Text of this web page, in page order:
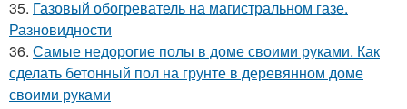
35. Газовый обогреватель на магистральном газе.
Разновидности
36. Самые недорогие полы в доме своими руками. Как
сделать бетонный пол на грунте в деревянном доме
своими руками